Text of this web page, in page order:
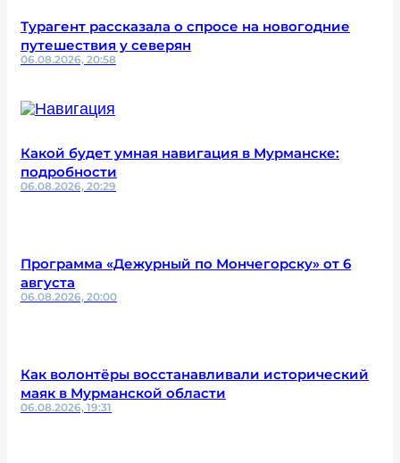
Турагент рассказала о спросе на новогодние
путешествия у северян
06.08.2026, 20:58
Какой будет умная навигация в Мурманске:
подробности
06.08.2026, 20:29
Программа «Дежурный по Мончегорску» от 6
августа
06.08.2026, 20:00
Как волонтёры восстанавливали исторический
маяк в Мурманской области
06.08.2026, 19:31